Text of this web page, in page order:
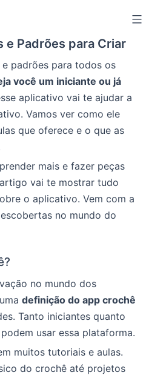
e Padrões para Criar
padrões para todos os
você um iniciante ou já
aplicativo vai te ajudar a
Vamos ver como ele
que oferece e o que as
mais e fazer peças
vai te mostrar tudo
o aplicativo. Vem com a
no mundo do
no mundo dos
definição do app crochê
Tanto iniciantes quanto
usar essa plataforma.
muitos tutoriais e aulas.
do crochê até projetos